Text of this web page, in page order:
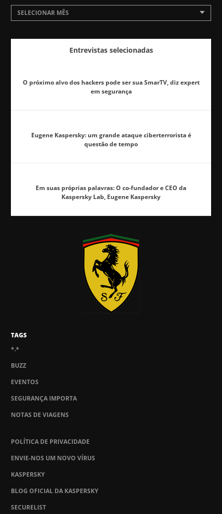
SELECIONAR MÊS
Entrevistas selecionadas
O próximo alvo dos hackers pode ser sua SmarTV, diz expert
em segurança
Eugene Kaspersky: um grande ataque ciberterrorista é
questão de tempo
Em suas próprias palavras: O co-fundador e CEO da
Kaspersky Lab, Eugene Kaspersky
TAGS
*.*
BUZZ
EVENTOS
SEGURANÇA IMPORTA
NOTAS DE VIAGENS
POLÍTICA DE PRIVACIDADE
ENVIE-NOS UM NOVO VÍRUS
KASPERSKY
BLOG OFICIAL DA KASPERSKY
SECURELIST